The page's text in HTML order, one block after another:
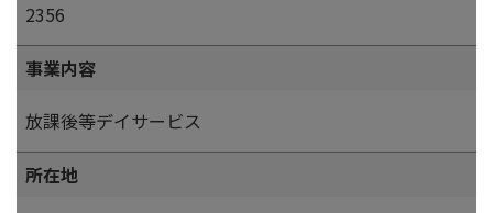
2356
事業内容
放課後等デイサービス
所在地